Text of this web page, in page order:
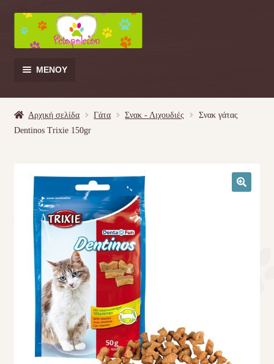
Απευθείας
μετάβαση
στην
πλοήγηση
Μετάβαση
σε
περιεχόμενο
ΜΕΝΟΎ
Σκύλος
Κουνέλι
Πουλί
Κρεβατάκια
Τσάντες μεταφοράς
Επικοινωνία
Αρχική σελίδα Γάτα Σνακ - Λιχουδιές
Σνακ γάτας
Dentinos Trixie 150gr